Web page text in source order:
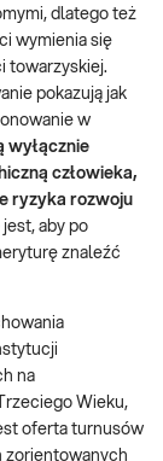
dlatego też
wymienia się
towarzyskiej.
pokazują jak
w
wyłącznie
człowieka,
ryzyka rozwoju
aby po
znaleźć
na
Wieku,
oferta turnusów
zorientowanych